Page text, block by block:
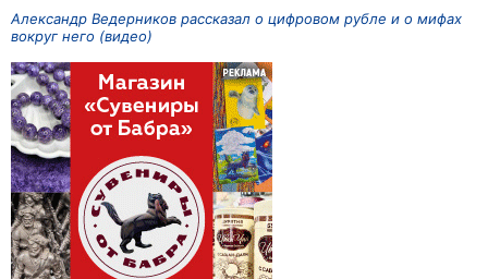
Александр Ведерников рассказал о цифровом рубле и о мифах
вокруг него (видео)